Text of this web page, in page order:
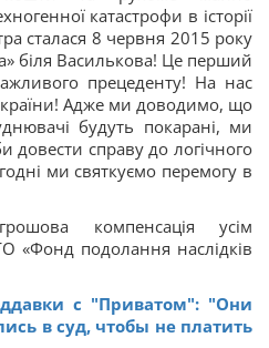
катастрофи в історії
сталася 8 червня 2015 року
біля Василькова! Це перший
прецеденту! На нас
країни! Адже ми доводимо, що
будуть покарані, ми
довести справу до логічного
ми святкуємо перемогу в
компенсація усім
«Фонд подолання наслідків
с "Приватом": "Они
в суд, чтобы не платить